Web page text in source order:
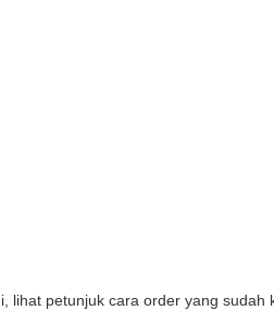
lihat petunjuk cara order yang sudah